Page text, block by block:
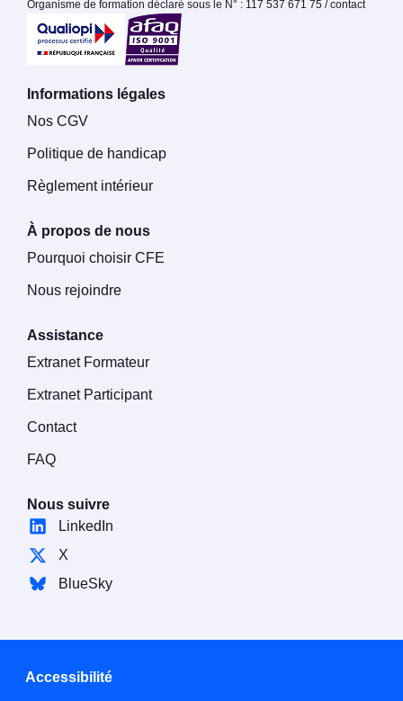
Organisme de formation déclaré sous le N° : 117 537 671 75 / contact
Informations légales
Nos CGV
Politique de handicap
Règlement intérieur
À propos de nous
Pourquoi choisir CFE
Nous rejoindre
Assistance
Extranet Formateur
Extranet Participant
Contact
FAQ
Nous suivre
LinkedIn
X
BlueSky
Accessibilité